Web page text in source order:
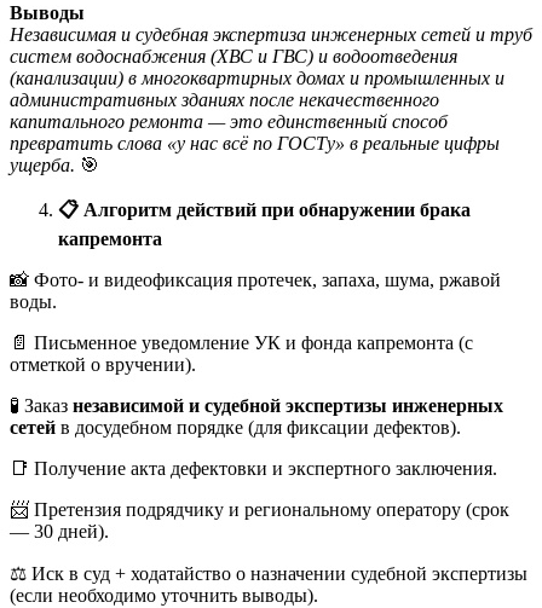
Выводы
Независимая и судебная экспертиза инженерных сетей и труб
систем водоснабжения (ХВС и ГВС) и водоотведения
(канализации) в многоквартирных домах и промышленных и
административных зданиях после некачественного
капитального ремонта — это единственный способ
превратить слова «у нас всё по ГОСТу» в реальные цифры
ущерба. 🎯
📋 Алгоритм действий при обнаружении брака
капремонта
📸 Фото- и видеофиксация протечек, запаха, шума, ржавой
воды.
📄 Письменное уведомление УК и фонда капремонта (с
отметкой о вручении).
🧪 Заказ независимой и судебной экспертизы инженерных
сетей в досудебном порядке (для фиксации дефектов).
📑 Получение акта дефектовки и экспертного заключения.
📨 Претензия подрядчику и региональному оператору (срок
— 30 дней).
⚖️ Иск в суд + ходатайство о назначении судебной экспертизы
(если необходимо уточнить выводы).